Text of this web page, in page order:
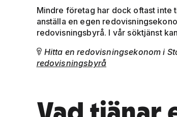
Mindre företag har dock oftast inte
anställa en egen
redovisningsbyrå. I vår söktjänst
 Hitta en redovisningsekonom i
redovisningsbyrå